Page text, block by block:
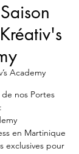
Academy
nos Portes
en Martinique
exclusives pour